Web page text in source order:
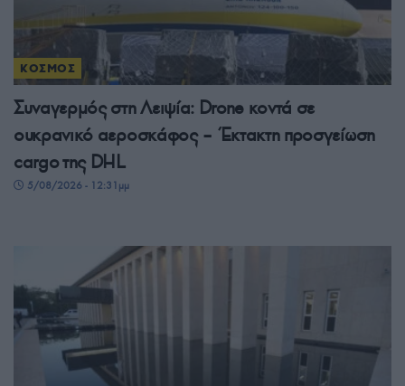
ΚΟΣΜΟΣ
Συναγερμός στη Λειψία: Drone κοντά σε
ουκρανικό αεροσκάφος – Έκτακτη προσγείωση
cargo της DHL
5/08/2026 - 12:31μμ